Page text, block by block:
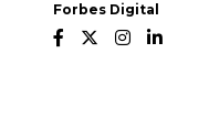
Forbes Digital